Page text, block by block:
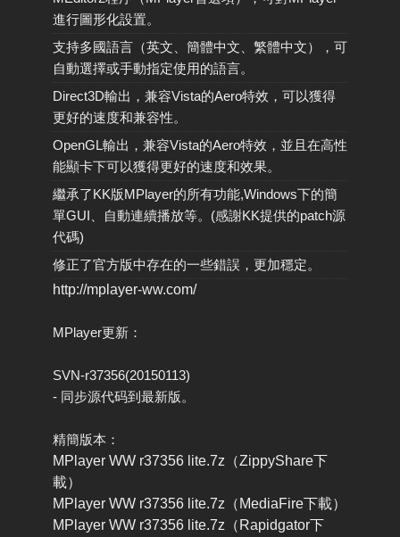
進行圖形化設置。
支持多國語言（英文、簡體中文、繁體中文），可
自動選擇或手動指定使用的語言。
Direct3D輸出，兼容Vista的Aero特效，可以獲得
更好的速度和兼容性。
OpenGL輸出，兼容Vista的Aero特效，並且在高性
能顯卡下可以獲得更好的速度和效果。
繼承了KK版MPlayer的所有功能,Windows下的簡
單GUI、自動連續播放等。(感謝KK提供的patch源
代碼)
修正了官方版中存在的一些錯誤，更加穩定。
http://mplayer-ww.com/
MPlayer更新：
SVN-r37356(20150113)
- 同步源代码到最新版。
精簡版本：
MPlayer WW r37356 lite.7z（ZippyShare下
載）
MPlayer WW r37356 lite.7z（MediaFire下載）
MPlayer WW r37356 lite.7z（Rapidgator下